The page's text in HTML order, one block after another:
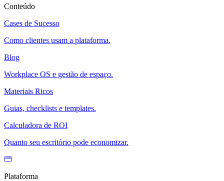
Conteúdo
Cases de Sucesso
Como clientes usam a plataforma.
Blog
Workplace OS e gestão de espaço.
Materiais Ricos
Guias, checklists e templates.
Calculadora de ROI
Quanto seu escritório pode economizar.
Plataforma